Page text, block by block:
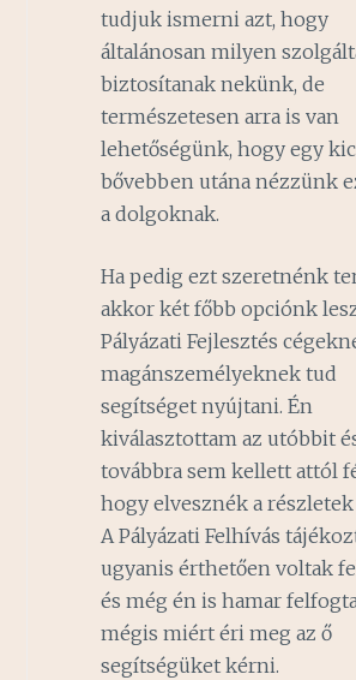
tudjuk ismerni azt, hogy
általánosan milyen
biztosítanak nekünk, de
természetesen arra is van
lehetőségünk, hogy egy
bővebben utána nézzünk
a dolgoknak.
Ha pedig ezt szeretnénk
akkor két főbb opciónk
Pályázati Fejlesztés
magánszemélyeknek tud
segítséget nyújtani. Én
kiválasztottam az utóbbit
továbbra sem kellett attól
hogy elvesznék a
A Pályázati Felhívás
ugyanis érthetően voltak
és még én is hamar
mégis miért éri meg az ő
segítségüket kérni.